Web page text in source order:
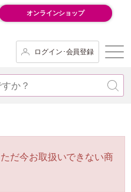
オンラインショップ
ログイン･会員登録
だ今お取扱いできない商